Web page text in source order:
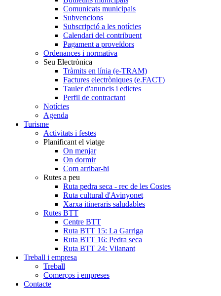
Comunicats municipals
Subvencions
Subscripció a les notícies
Calendari del contribuent
Pagament a proveïdors
Ordenances i normativa
Seu Electrònica
Tràmits en línia (e-TRAM)
Factures electròniques (e.FACT)
Tauler d'anuncis i edictes
Perfil de contractant
Notícies
Agenda
Turisme
Activitats i festes
Planificant el viatge
On menjar
On dormir
Com arribar-hi
Rutes a peu
Ruta pedra seca - rec de les Costes
Ruta cultural d'Avinyonet
Xarxa itineraris saludables
Rutes BTT
Centre BTT
Ruta BTT 15: La Garriga
Ruta BTT 16: Pedra seca
Ruta BTT 24: Vilanant
Treball i empresa
Treball
Comerços i empreses
Contacte